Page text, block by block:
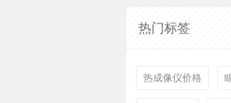
热门标签
热成像仪价格